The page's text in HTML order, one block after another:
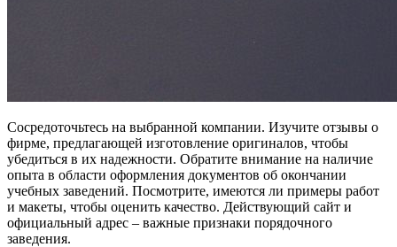
Сосредоточьтесь на выбранной компании. Изучите отзывы о
фирме, предлагающей изготовление оригиналов, чтобы
убедиться в их надежности. Обратите внимание на наличие
опыта в области оформления документов об окончании
учебных заведений. Посмотрите, имеются ли примеры работ
и макеты, чтобы оценить качество. Действующий сайт и
официальный адрес – важные признаки порядочного
заведения.